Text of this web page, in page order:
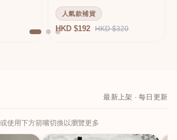
人氣款補貨
HKD $192 HKD $320
最新上架 · 每日更新
使用下方箭嘴切換以瀏覽更多